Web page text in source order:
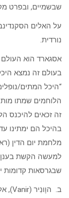
שבשמיים, ובפרט
על האלים
נורדית.
אסגארד הוא העולם
בעולם זה נמצא
“היכל המתים/
הלוחמים שמתו
זה זכאים להיכנס
בהיכל הם ימתינו
מלחמת יום הדין
למעשה הקשת
שבגרסאות קדומות